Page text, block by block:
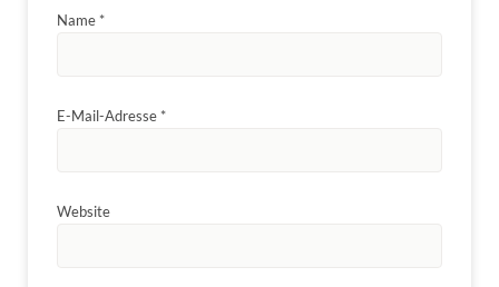
Name *
E-Mail-Adresse *
Website